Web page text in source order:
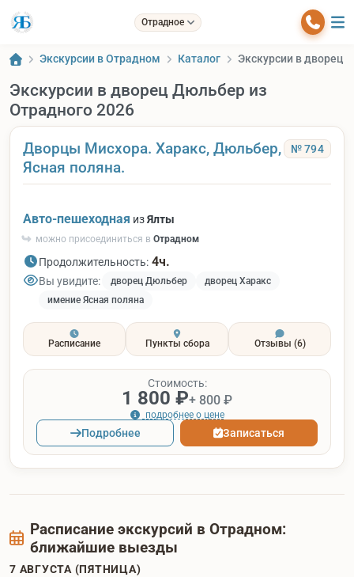
Отрадное
Экскурсии в Отрадном Каталог Экскурсии в дворец
Экскурсии в дворец Дюльбер из
Отрадного 2026
Дворцы Мисхора. Харакс, Дюльбер,
Ясная поляна.
№ 794
Авто-пешеходная изЯлты
можно присоединиться в Отрадном
Продолжительность: 4ч.
Вы увидите: дворец Дюльбер
дворец Харакс
имение Ясная поляна
Расписание Пункты сбора Отзывы (6)
Стоимость:
1 800 ₽+ 800 ₽
подробнее о цене
Подробнее Записаться
Расписание экскурсий в Отрадном:
ближайшие выезды
7 АВГУСТА (ПЯТНИЦА)